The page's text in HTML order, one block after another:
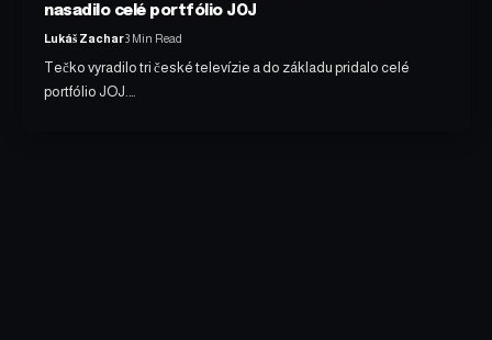
nasadilo celé portfólio JOJ
Lukáš Zachar3 Min Read
Tečko vyradilo tri české televízie a do základu pridalo celé
portfólio JOJ.…